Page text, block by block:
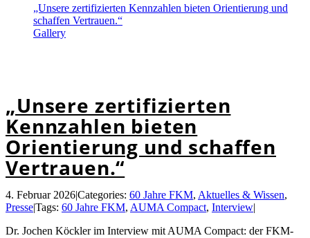
„Unsere zertifizierten Kennzahlen bieten Orientierung und
schaffen Vertrauen.“
Gallery
„Unsere zertifizierten
Kennzahlen bieten
Orientierung und schaffen
Vertrauen.“
4. Februar 2026Categories: 60 Jahre FKM, Aktuelles & Wissen,
PresseTags: 60 Jahre FKM, AUMA Compact, Interview
Dr. Jochen Köckler im Interview mit AUMA Compact: der FKM-